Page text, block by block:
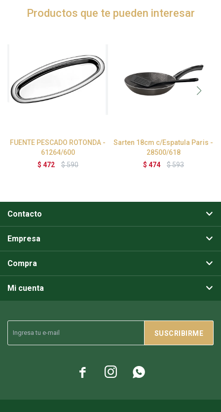
Productos que te pueden interesar
FUENTE PESCADO ROTONDA -
61264/600
$ 472 $590
Sarten 18cm c/Espatula Paris -
28500/618
$ 474 $593
SUSCRIBIRME
  
Contacto
Empresa
Compra
Mi cuenta